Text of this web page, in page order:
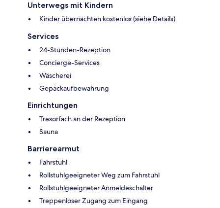
Unterwegs mit Kindern
Kinder übernachten kostenlos (siehe Details)
Services
24-Stunden-Rezeption
Concierge-Services
Wäscherei
Gepäckaufbewahrung
Einrichtungen
Tresorfach an der Rezeption
Sauna
Barrierearmut
Fahrstuhl
Rollstuhlgeeigneter Weg zum Fahrstuhl
Rollstuhlgeeigneter Anmeldeschalter
Treppenloser Zugang zum Eingang